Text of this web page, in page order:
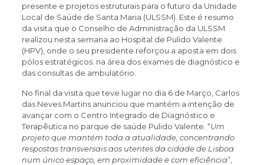
presente e projetos estruturais para o futuro da Unidade
Local de Saúde de Santa Maria (ULSSM). Este é resumo
da visita que o Conselho de Administração da ULSSM
realizou nesta semana ao Hospital de Pulido Valente
(HPV), onde o seu presidente reforçou a aposta em dois
pólos estratégicos: na área dos exames de diagnóstico e
das consultas de ambulatório.
No final da visita que teve lugar no dia 6 de Março, Carlos
das Neves Martins anunciou que mantém a intenção de
avançar com o Centro Integrado de Diagnóstico e
Terapêutica no parque de saúde Pulido Valente. “Um
projeto que mantém toda a atualidade, concentrando
respostas transversais aos utentes da cidade de Lisboa
num único espaço, em proximidade e com eficiência”,